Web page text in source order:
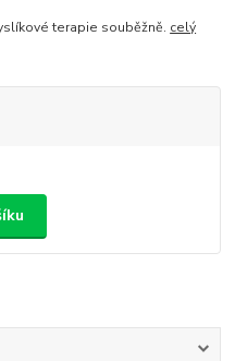
terapie souběžně. celý